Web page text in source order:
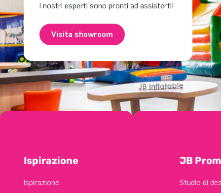
I nostri esperti sono pronti ad assisterti!
Visita showroom
Ispirazione
Ispirazione
JB
Studio di